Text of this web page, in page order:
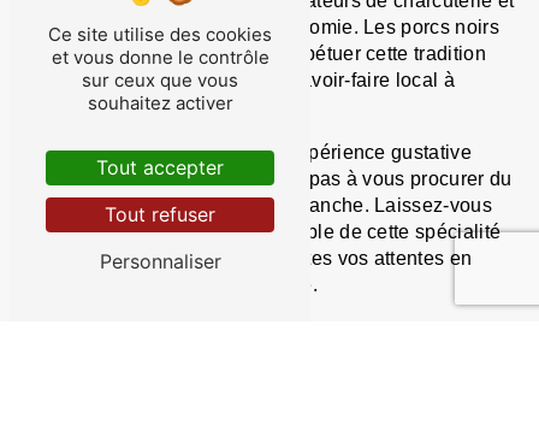
des professionnels de la gastronomie. Les porcs noirs
de La Planche contribuent à perpétuer cette tradition
culinaire et à faire rayonner le savoir-faire local à
travers toute la région.
Ainsi, si vous recherchez une expérience gustative
unique et authentique, n'hésitez pas à vous procurer du
Gascon des porcs noirs de La Planche. Laissez-vous
séduire par la saveur incomparable de cette spécialité
artisanale qui saura combler toutes vos attentes en
matière de charcuterie de qualité.
Ce site utilise des cookies
et vous donne le contrôle
sur ceux que vous
souhaitez activer
Tout accepter
Tout refuser
Personnaliser